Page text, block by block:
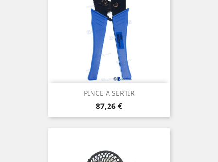
PINCE A SERTIR
Prix
87,26 €